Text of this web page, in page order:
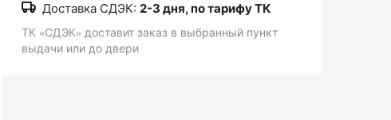
Доставка СДЭК: 2-3 дня, по тарифу ТК
ТК «СДЭК» доставит заказ в выбранный пункт
выдачи или до двери